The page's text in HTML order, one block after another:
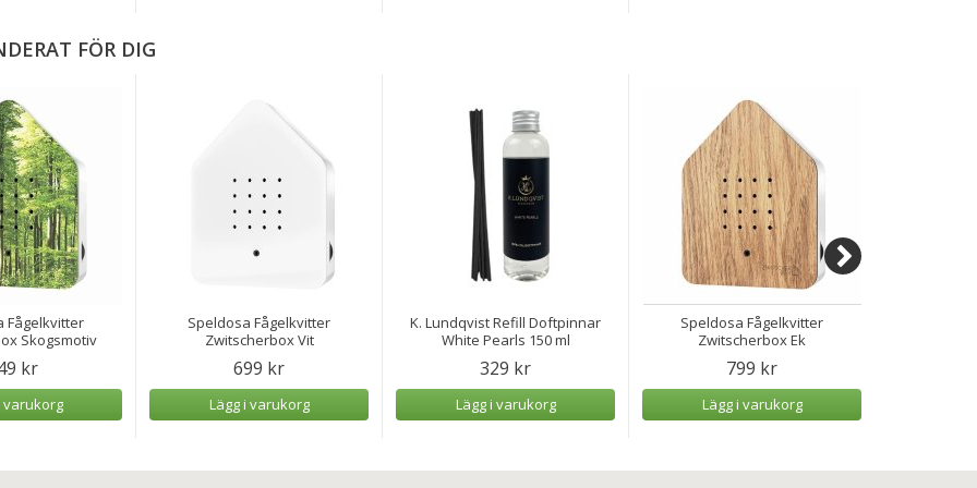
FÖR DIG
Fågelkvitter
Skogsmotiv
kr
varukorg
Speldosa Fågelkvitter
Zwitscherbox Vit
699 kr
Lägg i varukorg
K. Lundqvist Refill Doftpinnar
White Pearls 150 ml
329 kr
Lägg i varukorg
Speldosa Fågelkvitter
Zwitscherbox Ek
799 kr
Lägg i varukorg